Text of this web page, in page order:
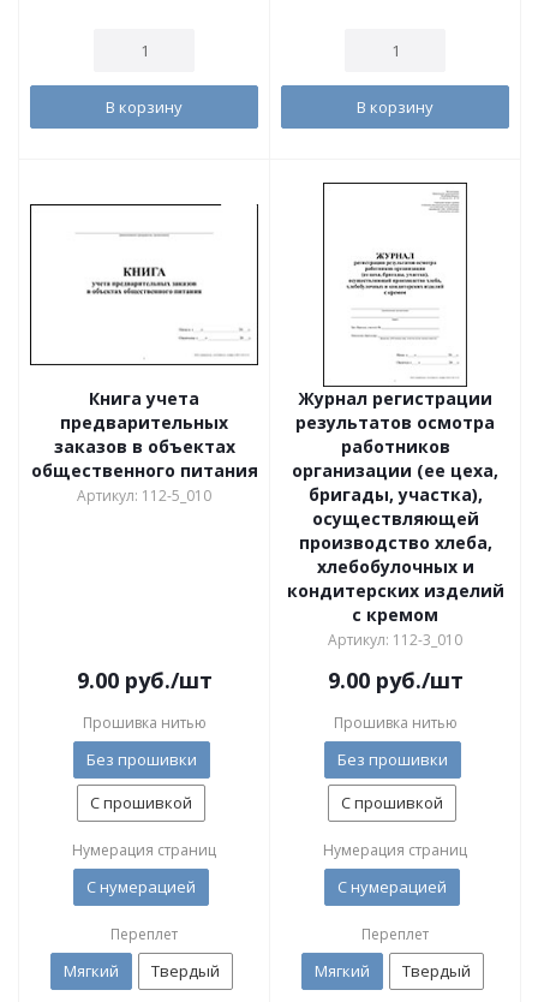
В корзину В корзину
Книга учета
предварительных
заказов в объектах
общественного питания
Артикул: 112-5_010
9.00руб./шт
Прошивка нитью
Без прошивки
С прошивкой
Нумерация страниц
С нумерацией
Переплет
Мягкий Твердый
Журнал регистрации
результатов осмотра
работников
организации (ее цеха,
бригады, участка),
осуществляющей
производство хлеба,
хлебобулочных и
кондитерских изделий
с кремом
Артикул: 112-3_010
9.00руб./шт
Прошивка нитью
Без прошивки
С прошивкой
Нумерация страниц
С нумерацией
Переплет
Мягкий Твердый